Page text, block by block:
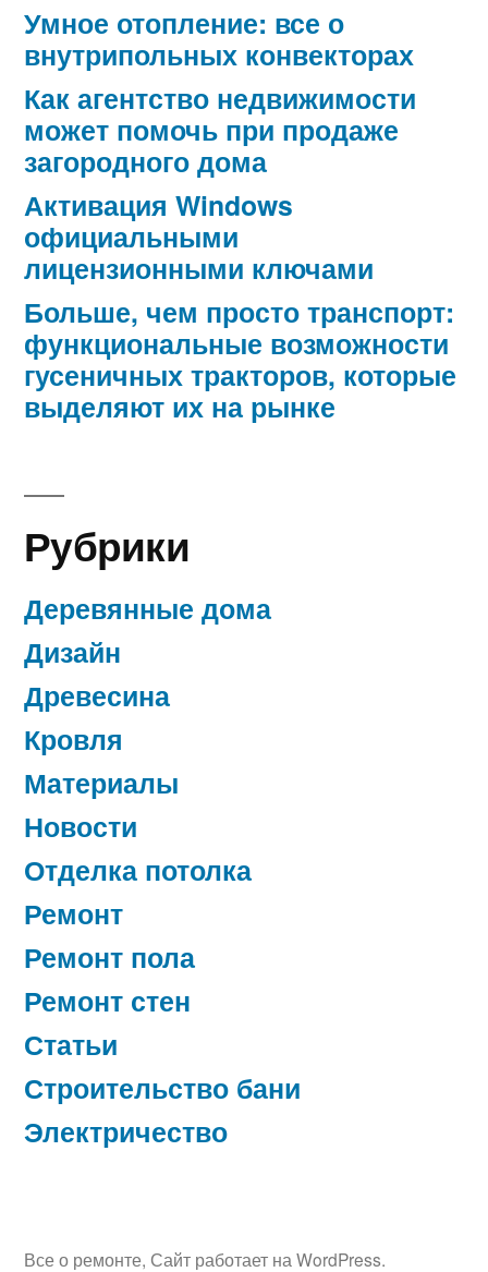
Умное отопление: все о
внутрипольных конвекторах
Как агентство недвижимости
может помочь при продаже
загородного дома
Активация Windows
официальными
лицензионными ключами
Больше, чем просто транспорт:
функциональные возможности
гусеничных тракторов, которые
выделяют их на рынке
Рубрики
Деревянные дома
Дизайн
Древесина
Кровля
Материалы
Новости
Отделка потолка
Ремонт
Ремонт пола
Ремонт стен
Статьи
Строительство бани
Электричество
Все о ремонте, Сайт работает на WordPress.